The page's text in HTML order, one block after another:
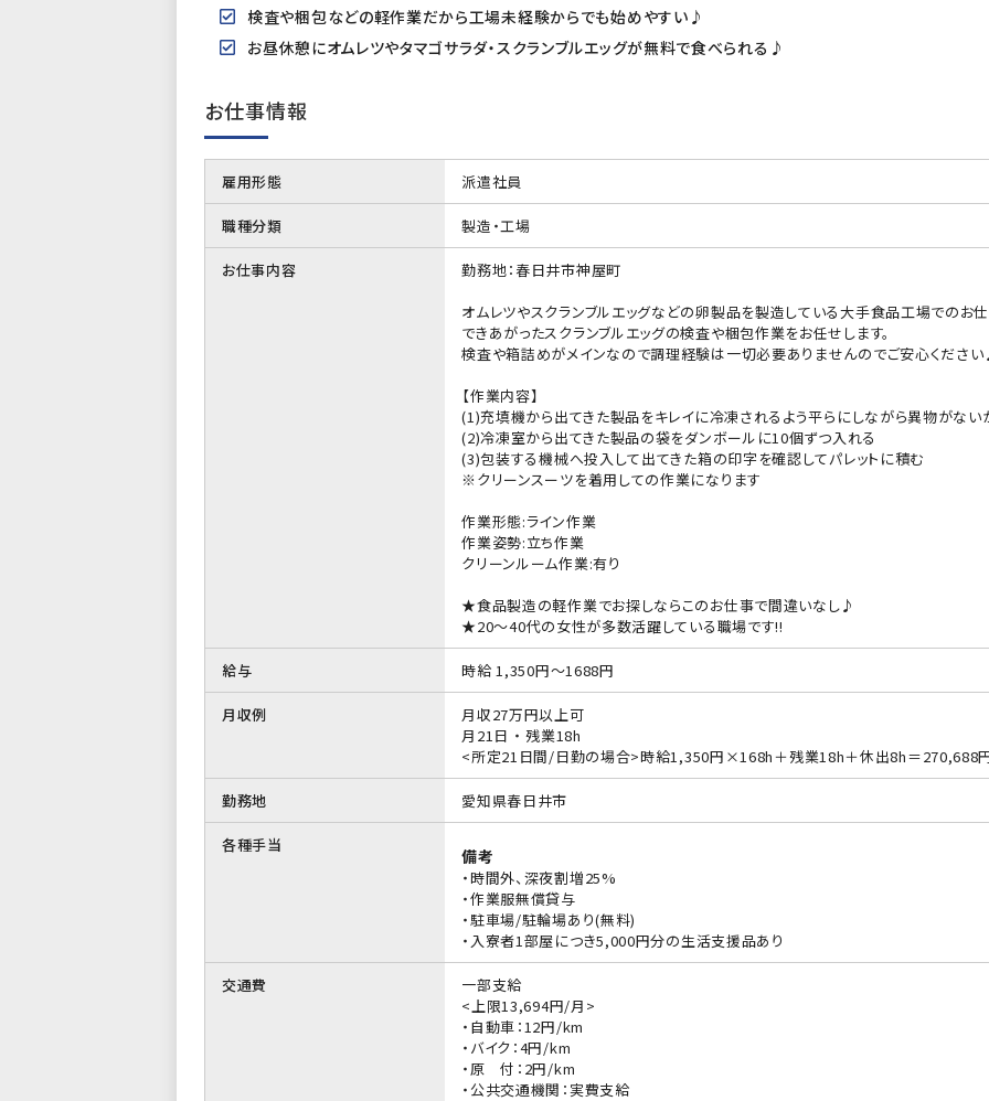
検査や梱包などの軽作業だから工場未経験からでも始めやすい♪
お昼休憩にオムレツやタマゴサラダ・スクランブルエッグが無料で食べられる♪
お仕事情報
雇用形態 派遣社員
職種分類 製造・工場
お仕事内容
勤務地：春日井市神屋町
オムレツやスクランブルエッグなどの卵製品を製造している大手食品工場でのお仕
できあがったスクランブルエッグの検査や梱包作業をお任せします。
検査や箱詰めがメインなので調理経験は一切必要ありませんのでご安心くださ
【作業内容】
(1)充填機から出てきた製品をキレイに冷凍されるよう平らにしながら異物がない
(2)冷凍室から出てきた製品の袋をダンボールに10個ずつ入れる
(3)包装する機械へ投入して出てきた箱の印字を確認してパレットに積む
※クリーンスーツを着用しての作業になります
作業形態:ライン作業
作業姿勢:立ち作業
クリーンルーム作業:有り
★食品製造の軽作業でお探しならこのお仕事で間違いなし♪
★20～40代の女性が多数活躍している職場です!!
給与 時給 1,350円～1688円
月収例
月収27万円以上可
月21日 ・ 残業18h
<所定21日間/日勤の場合>時給1,350円×168h＋残業18h＋休出8h＝270,688
勤務地 愛知県春日井市
各種手当
備考
・時間外、深夜割増25%
・作業服無償貸与
・駐車場/駐輪場あり(無料)
・入寮者1部屋につき5,000円分の生活支援品あり
交通費
一部支給
<上限13,694円/月>
・自動車：12円/km
・バイク：4円/km
・原 付：2円/km
・公共交通機関：実費支給